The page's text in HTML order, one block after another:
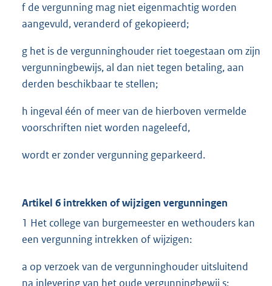
f de vergunning mag niet eigenmachtig worden
aangevuld, veranderd of gekopieerd;
g het is de vergunninghouder riet toegestaan om zijn
vergunningbewijs, al dan niet tegen betaling, aan
derden beschikbaar te stellen;
h ingeval één of meer van de hierboven vermelde
voorschriften niet worden nageleefd,
wordt er zonder vergunning geparkeerd.
Artikel 6 intrekken of wijzigen vergunningen
1 Het college van burgemeester en wethouders kan
een vergunning intrekken of wijzigen:
a op verzoek van de vergunninghouder uitsluitend
na inlevering van het oude vergunningbewij s;